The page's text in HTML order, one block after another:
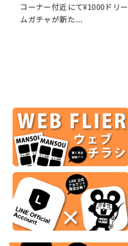
コーナー付近にて¥1000ドリー
ムガチャが新た…